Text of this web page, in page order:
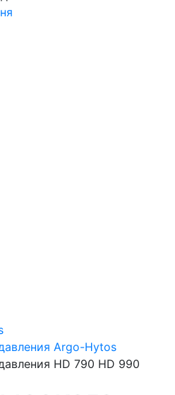
Argo-Hytos
HD 790 HD 990